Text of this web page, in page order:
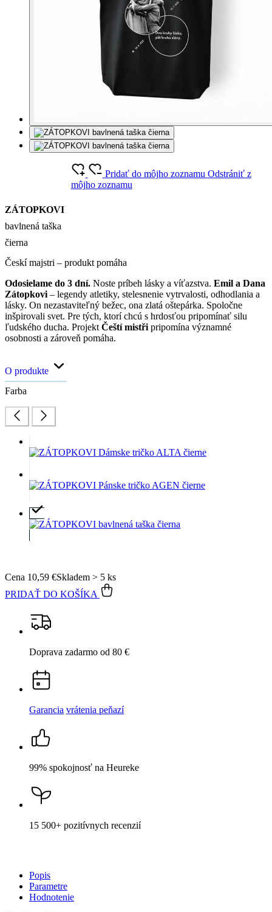
ZÁTOPKOVI
bavlnená taška
čierna
Pridať do môjho zoznamu Odstrániť z
môjho zoznamu
Českí majstri – produkt pomáha
Odosielame do 3 dní. Noste príbeh lásky a víťazstva. Emil a Dana
Zátopkovi – legendy atletiky, stelesnenie vytrvalosti, odhodlania a
lásky. On nezastaviteľný bežec, ona zlatá oštepárka. Spoločne
inšpirovali svet. Pre tých, ktorí chcú s hrdosťou pripomínať silu
ľudského ducha. Projekt Čeští mistři pripomína významné
osobnosti a zároveň pomáha.
O produkte
Farba
Skladem > 5 ks
Cena 10,59 €
PRIDAŤ DO KOŠÍKA
Doprava zadarmo od 80 €
Garancia vrátenia peňazí
99% spokojnosť na Heureke
15 500+ pozitívnych recenzií
Popis
Parametre
Hodnotenie